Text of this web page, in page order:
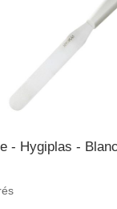
- Hygiplas -